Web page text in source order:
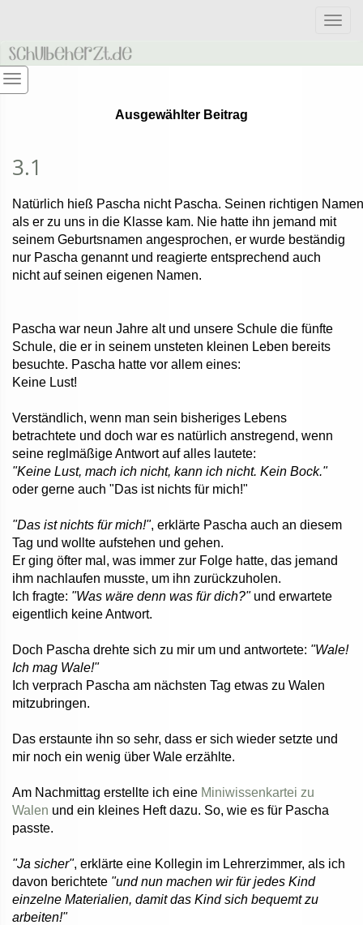
Ausgewählter Beitrag
3.1
Natürlich hieß Pascha nicht Pascha. Seinen richtigen
als er zu uns in die Klasse kam. Nie hatte ihn jemand mit
seinem Geburtsnamen angesprochen, er wurde beständig
nur Pascha genannt und reagierte entsprechend auch
nicht auf seinen eigenen Namen.
Pascha war neun Jahre alt und unsere Schule die fünfte
Schule, die er in seinem unsteten kleinen Leben bereits
besuchte. Pascha hatte vor allem eines:
Keine Lust!
Verständlich, wenn man sein bisheriges Lebens
betrachtete und doch war es natürlich anstregend, wenn
seine reglmäßige Antwort auf alles lautete:
"Keine Lust, mach ich nicht, kann ich nicht. Kein Bock."
oder gerne auch "Das ist nichts für mich!"
"Das ist nichts für mich!", erklärte Pascha auch an diesem
Tag und wollte aufstehen und gehen.
Er ging öfter mal, was immer zur Folge hatte, das jemand
ihm nachlaufen musste, um ihn zurückzuholen.
Ich fragte: "Was wäre denn was für dich?"und erwartete
eigentlich keine Antwort.
Doch Pascha drehte sich zu mir um und antwortete: "Wale!
Ich mag Wale!"
Ich verprach Pascha am nächsten Tag etwas zu Walen
mitzubringen.
Das erstaunte ihn so sehr, dass er sich wieder setzte und
mir noch ein wenig über Wale erzählte.
Am Nachmittag erstellte ich eine Miniwissenkartei zu
Walen und ein kleines Heft dazu. So, wie es für Pascha
passte.
"Ja sicher", erklärte eine Kollegin im Lehrerzimmer, als ich
davon berichtete "und nun machen wir für jedes Kind
einzelne Materialien, damit das Kind sich bequemt zu
arbeiten!"